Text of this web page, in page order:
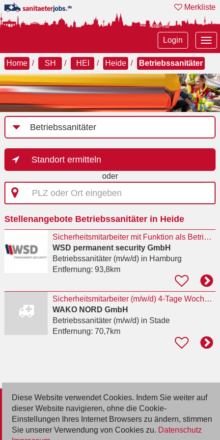
Merkliste
Login
Home SH HEI Heide Betriebssanitäter
Job-
Kategorie
Standort ermitteln
oder
PLZ
oder
eingeben
Stellenangebote Betriebssanitäter in Heide
Sicherheitsmitarbeiter mit Funktion als Betriebssanitäter (m/w/d)
WSD permanent security GmbH
Betriebssanitäter (m/w/d)in Hamburg
Entfernung: 93,8km
Sicherheitsmitarbeiter (m/w/d) 4-Tage Woche in Stade - idealerweise mit Ausbildung
WAKO NORD GmbH
Betriebssanitäter (m/w/d)in Stade
Entfernung: 70,7km
© 2026 Deutsche Jobmarkt GmbH
Inserieren
Diese Website verwendet Cookies. Indem Sie weiter auf
dieser Website navigieren, ohne die Cookie-
Einstellungen Ihres Internet Browsers zu ändern, stimmen
Sie unserer Verwendung von Cookies zu. Datenschutz